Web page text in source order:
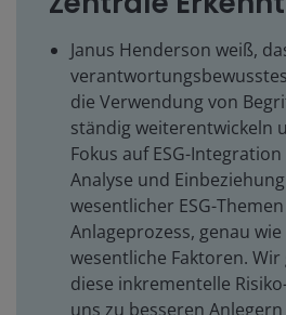
Janus Henderson weiß,
die Verwendung von
ständig weiterentwickeln
Fokus auf ESG-
Analyse und
wesentlicher ESG-
Anlageprozess, genau
wesentliche Faktoren. Wir
diese inkrementelle
uns zu besseren